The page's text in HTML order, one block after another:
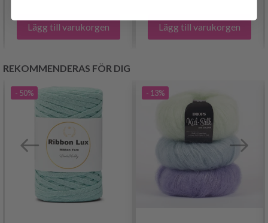
Lägg till varukorgen Lägg till varukorgen
REKOMMENDERAS FÖR DIG
- 50% - 13%